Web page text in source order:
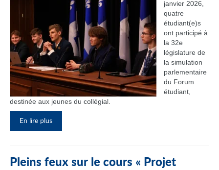
janvier 2026,
quatre
étudiant(e)s
ont participé à
la 32e
législature de
la simulation
parlementaire
du Forum
étudiant,
destinée aux jeunes du collégial.
En lire plus
Pleins feux sur le cours « Projet